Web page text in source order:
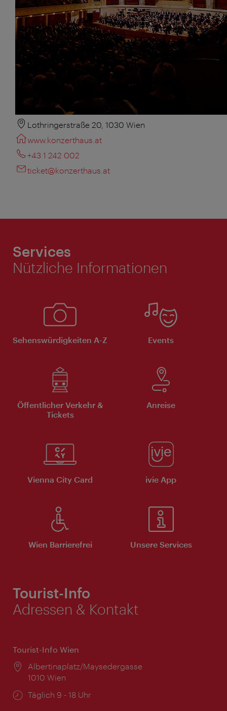
Lothringerstraße 20, 1030 Wien
www.konzerthaus.at
+43 1 242 002
ticket@konzerthaus.at
Services
Nützliche Informationen
Sehenswürdigkeiten A-Z Events
Öffentlicher Verkehr &
Tickets
Anreise
Vienna City Card ivie App
Wien Barrierefrei Unsere Services
Tourist-Info
Adressen & Kontakt
Tourist-Info Wien
Ort:
Albertinaplatz/Maysedergasse
1010 Wien
Öffnungszeiten:
Täglich 9 - 18 Uhr